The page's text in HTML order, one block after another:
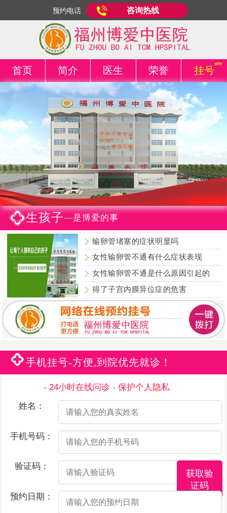
预约电话 咨询热线
首页 简介 医生 荣誉 挂号
生孩子—是博爱的事
输卵管堵塞的症状明显吗
女性输卵管不通有什么症状表现
女性输卵管不通是什么原因引起的
得了子宫内膜异位症的危害
手机挂号-方便,到院优先就诊！
24小时在线问诊
保护个人隐私
姓名：
手机号码：
验证码：
获取验
证码
预约日期：